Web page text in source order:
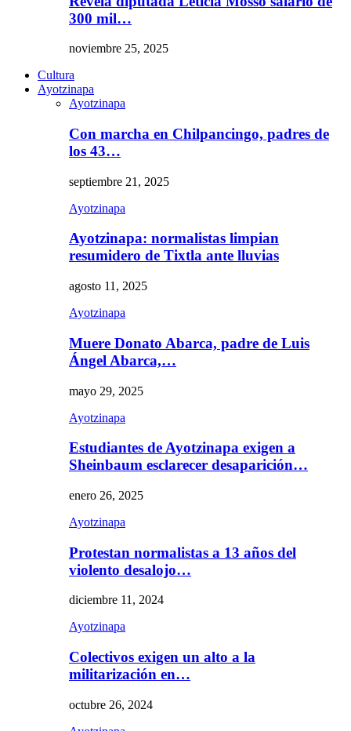
300 mil…
noviembre 25, 2025
Cultura
Ayotzinapa
Ayotzinapa
Con marcha en Chilpancingo, padres de
los 43…
septiembre 21, 2025
Ayotzinapa
Ayotzinapa: normalistas limpian
resumidero de Tixtla ante lluvias
agosto 11, 2025
Ayotzinapa
Muere Donato Abarca, padre de Luis
Ángel Abarca,…
mayo 29, 2025
Ayotzinapa
Estudiantes de Ayotzinapa exigen a
Sheinbaum esclarecer desaparición…
enero 26, 2025
Ayotzinapa
Protestan normalistas a 13 años del
violento desalojo…
diciembre 11, 2024
Ayotzinapa
Colectivos exigen un alto a la
militarización en…
octubre 26, 2024